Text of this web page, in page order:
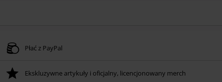
Płać z PayPal
Ekskluzywne artykuły i oficjalny, licencjonowany merch